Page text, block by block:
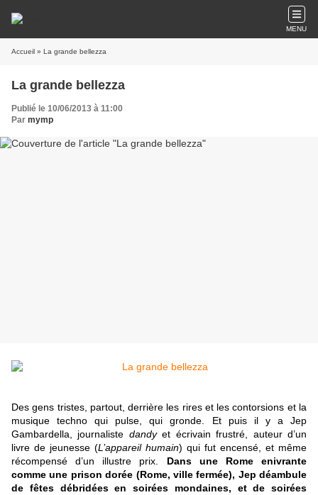
MENU
Accueil » La grande bellezza
La grande bellezza
Publié le 10/06/2013 à 11:00
Par mymp
Des gens tristes, partout, derrière les rires et les contorsions et la
musique techno qui pulse, qui gronde. Et puis il y a Jep
Gambardella, journaliste dandyet écrivain frustré, auteur d’un
livre de jeunesse (L’appareil humain) qui fut encensé, et même
récompensé d’un illustre prix. Dans une Rome enivrante
comme une prison dorée (Rome, ville fermée), Jep déambule
de fêtes débridées en soirées mondaines, et de soirées